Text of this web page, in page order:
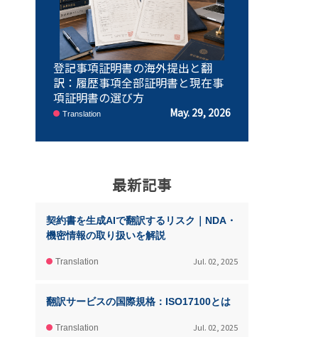
登記事項証明書の海外提出と翻
訳：履歴事項全部証明書と現在事
項証明書の選び方
Translation May. 29, 2026
最新記事
契約書を生成AIで翻訳するリスク｜NDA・
機密情報の取り扱いを解説
Translation Jul. 02, 2025
翻訳サービスの国際規格：ISO17100とは
Translation Jul. 02, 2025